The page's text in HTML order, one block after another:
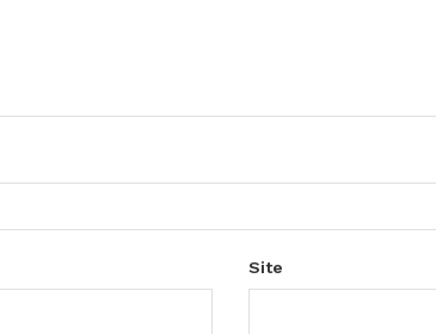
Site